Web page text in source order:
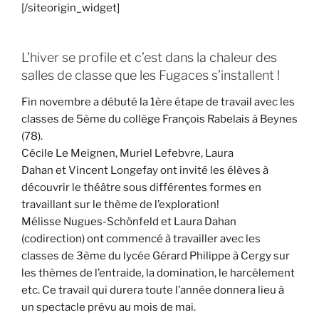
[/siteorigin_widget]
L’hiver se profile et c’est dans la chaleur des
salles de classe que les Fugaces s’installent !
Fin novembre a débuté la 1ère étape de travail avec les
classes de 5ème du collège François Rabelais à Beynes
(78).
Cécile Le Meignen, Muriel Lefebvre, Laura
Dahan etVincent Longefayont invité les élèves à
découvrir le théâtre sous différentes formes en
travaillant sur le thème de l’exploration!
Mélisse Nugues-Schönfeld et Laura Dahan
(codirection) ont commencé à travailler avec les
classes de 3ème du lycée Gérard Philippe à Cergy sur
les thèmes de l’entraide, la domination, le harcèlement
etc. Ce travail qui durera toute l’année donnera lieu à
un spectacle prévu au mois de mai.